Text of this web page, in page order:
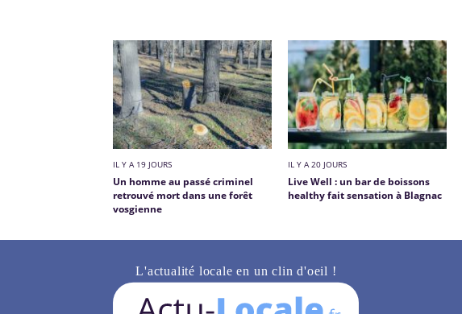
IL Y A 19 JOURS
Un homme au passé criminel
retrouvé mort dans une forêt
vosgienne
IL Y A 20 JOURS
Live Well : un bar de boissons
healthy fait sensation à Blagnac
L'actualité locale en un clin d'oeil !